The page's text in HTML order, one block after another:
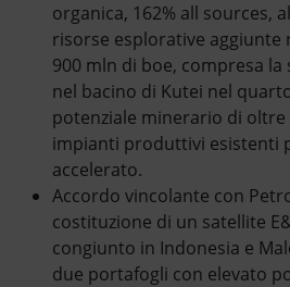
organica, 162% all sources,
risorse esplorative aggiunte
900 mln di boe, compresa la
nel bacino di Kutei nel
potenziale minerario di oltre
impianti produttivi esistenti
accelerato.
Accordo vincolante con
costituzione di un satellite
congiunto in Indonesia e
due portafogli con elevato